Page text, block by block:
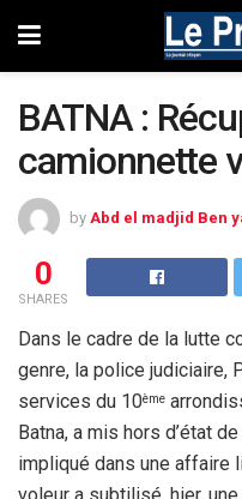
BATNA :
camionnette
by Abd el madjid Ben
0
SHARES
Dans le cadre de la lutte
genre, la police judiciaire,
services du 10ème
Batna, a mis hors d’état
impliqué dans une affaire